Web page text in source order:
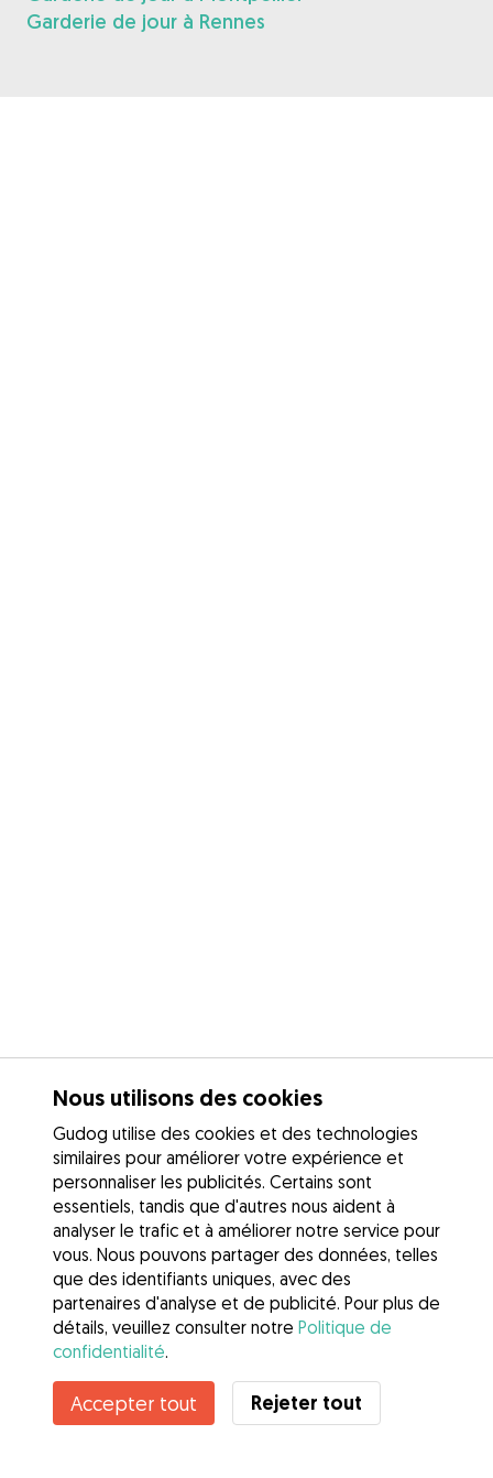
Nous utilisons des cookies
Gudog utilise des cookies et des technologies
similaires pour améliorer votre expérience et
personnaliser les publicités. Certains sont
essentiels, tandis que d'autres nous aident à
analyser le trafic et à améliorer notre service pour
vous. Nous pouvons partager des données, telles
que des identifiants uniques, avec des
partenaires d'analyse et de publicité. Pour plus de
détails, veuillez consulter notre Politique de
confidentialité.
Accepter tout Rejeter tout
Garderie de jour à Rennes